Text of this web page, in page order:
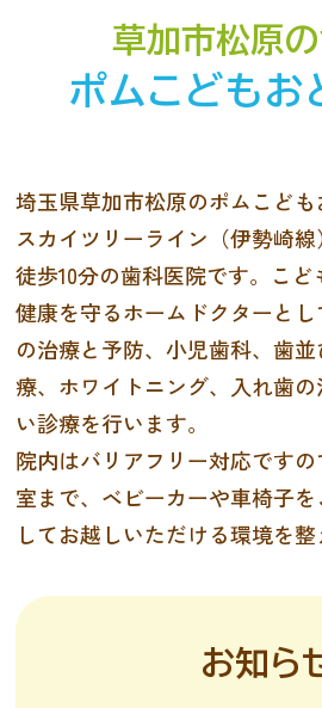
草加市松原
ポムこどもお
埼玉県草加市松原のポムこど
スカイツリーライン（伊勢崎
徒歩10分の歯科医院です。こ
健康を守るホームドクターと
の治療と予防、小児歯科、歯
療、ホワイトニング、入れ歯
い診療を行います。
院内はバリアフリー対応です
室まで、ベビーカーや車椅子
してお越しいただける環境を整
お知ら